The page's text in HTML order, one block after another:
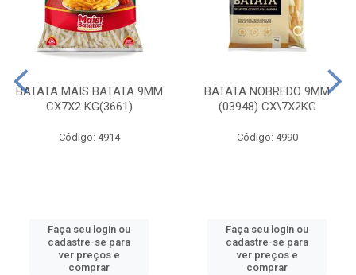
BATATA MAIS BATATA 9MM
CX7X2 KG(3661)
Código: 4914
Faça seu login ou
cadastre-se para
ver preços e
comprar
BATATA NOBREDO 9MM
(03948) CX\7X2KG
Código: 4990
Faça seu login ou
cadastre-se para
ver preços e
comprar